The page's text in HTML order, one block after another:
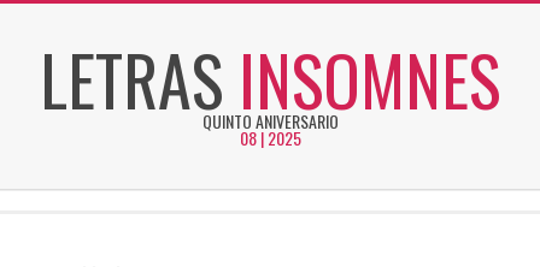
LETRAS INSOMNES
QUINTO ANIVERSARIO
08 | 2025